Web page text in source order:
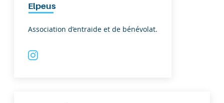
Elpeus
Association d’entraide et de bénévolat.